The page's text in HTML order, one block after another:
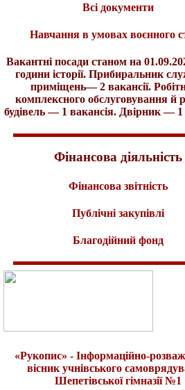
Всі документи
Навчання в умовах воєнного
Вакантні посади станом на
години історії. Прибиральник
приміщень— 2 вакансії.
комплексного обслуговування й
будівель — 1 вакансія. Двірник — 1
Фінансова діяльність
Фінансова звітність
Публічні закупівлі
Благодійний фонд
«Рукопис» - Інформаційно-
вісник учнівського
Шепетівської гімназії №1